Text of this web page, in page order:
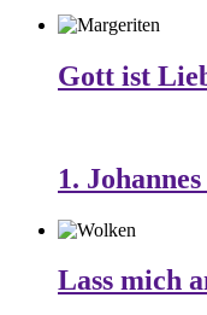
Gott ist
1.
Lass mich